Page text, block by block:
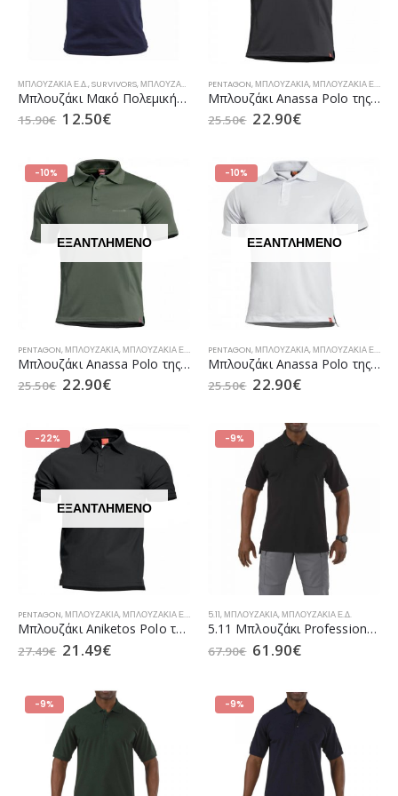
ΜΠΛΟΥΖΆΚΙΑ Ε.Δ. ,SURVIVORS,ΜΠΛΟΥΖΆΚΙΑ ΜΠΛΟΥΖΆΚΙΑ / ΦΟΎΤΕΡ ΑΕΡΟΠΟΡΊΑΣ
Μπλουζάκι Μακό Πολεμικής Αεροπορίας με Στάμπα Μπλε της SURVIVORS (00499)
15.90€ 12.50€
PENTAGON,ΜΠΛΟΥΖΆΚΙΑ,ΜΠΛΟΥΖΆΚΙΑ Ε.Δ.
Μπλουζάκι Anassa Polo της PENTAGON Αντιιδρωτικό Black
25.50€ 22.90€
-10%
ΕΞΑΝΤΛΗΜΈΝΟ
PENTAGON,ΜΠΛΟΥΖΆΚΙΑ,ΜΠΛΟΥΖΆΚΙΑ Ε.Δ.
Μπλουζάκι Anassa Polo της PENTAGON Αντιιδρωτικό Camo Green
25.50€ 22.90€
-10%
ΕΞΑΝΤΛΗΜΈΝΟ
PENTAGON,ΜΠΛΟΥΖΆΚΙΑ,ΜΠΛΟΥΖΆΚΙΑ Ε.Δ.
Μπλουζάκι Anassa Polo της PENTAGON Αντιιδρωτικό White
25.50€ 22.90€
-22%
ΕΞΑΝΤΛΗΜΈΝΟ
PENTAGON,ΜΠΛΟΥΖΆΚΙΑ,ΜΠΛΟΥΖΆΚΙΑ Ε.Δ.
Μπλουζάκι Aniketos Polo της PENTAGON Black
27.49€ 21.49€
-9%
5.11,ΜΠΛΟΥΖΆΚΙΑ,ΜΠΛΟΥΖΆΚΙΑ Ε.Δ.
5.11 Μπλουζάκι Professional Polo K/M Black (41060)
67.90€ 61.90€
-9% -9%